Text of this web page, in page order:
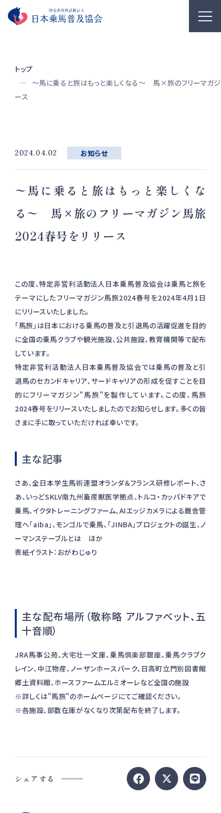
トップ
〜馬に乗ると旅はもっと楽しくなる〜 馬×旅のフリーマガ
ース
2024.04.02 お知らせ
〜馬に乗ると旅はもっと楽しくな
る〜 馬×旅のフリーマガジン馬旅
2024春号をリリース
この度、特定非営利活動法人日本乗馬普及協会は乗馬と旅を
テーマにしたフリーマガジン馬旅2024春号を2024年4月1日
にリリースいたしました。
「馬旅」は日本における乗馬の普及と引退馬の活躍促進を目的
に全国の乗馬クラブや観光施設、公共施設、教育機関等で配布
しています。
特定非営利活動法人日本乗馬普及協会では乗馬の普及と引
退馬のセカンドキャリア、サードキャリアの形成を促すことを目
的にフリーマガジン"馬旅"を製作しています。この度、馬旅
2024春号をリリースいたしましたのでお知らせします。多くの皆
さまに手に取っていただければ幸いです。
主な記事
さあ、全日本学生馬術連盟オランダ＆フランス研修レポート、さ
あ、いっどSKLV南九州畜産獣医学拠点、トルコ・カッパドキアで
乗馬、イクタトレーニングファーム、AIエッジカメラによる厩舎管
理へ「aiba」、モンゴルで乗馬、「JINBA」プロジェクトの誕生、ノ
ーマンステーブルとは ほか
表紙イラスト：おがわじゅり
主な配布場所（敬称略 アルファベット、五
十音順）
JRA馬事公苑、大宅壮一文庫、乗馬倶楽部銀座、乗馬クラブク
レイン、中江物産、ノーザンホースパーク、日高町立門別図書館
郷土資料館、ホースファームエルミオーレなど全国の施設
※詳しくは"馬旅"のホームページにてご確認ください。
※各施設、部数在庫がなくなり次第配布を終了します。
シェアする